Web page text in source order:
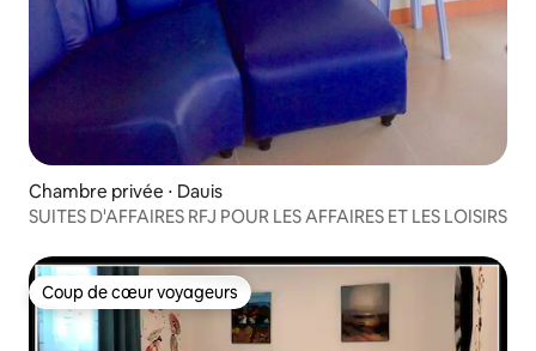
Chambre privée ⋅ Dauis
SUITES D'AFFAIRES RFJ POUR LES AFFAIRES ET LES LOISIRS
Coup de cœur voyageurs
Coup de cœur voyageurs